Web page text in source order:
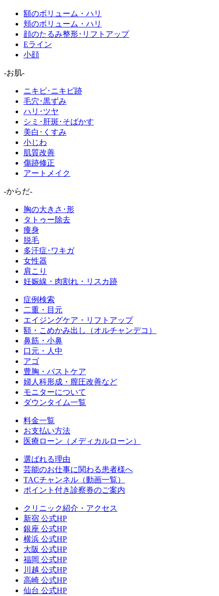
額のボリューム・ハリ
頬のボリューム・ハリ
顔のたるみ整形･リフトアップ
Eライン
小顔
-お肌-
ニキビ･ニキビ跡
毛穴･黒ずみ
ハリ･ツヤ
シミ･肝斑･そばかす
美白･くすみ
小じわ
肌質改善
傷跡修正
アートメイク
-からだ-
胸の大きさ･形
タトゥー除去
痩身
脱毛
多汗症･ワキガ
女性器
肩こり
妊娠線・肉割れ・リスカ跡
症例検索
二重・目元
エイジングケア・リフトアップ
額・こめかみ出し（オルチャンデコ）
鼻筋・小鼻
口元・人中
アゴ
豊胸・バストケア
婦人科形成・膣圧改善など
モニターについて
ダウンタイム一覧
料金一覧
お支払い方法
医療ローン（メディカルローン）
選ばれる理由
芸能のお仕事に関わる患者様へ
TACチャンネル（動画一覧）
ポイント付き診察券のご案内
クリニック紹介・アクセス
新宿 公式HP
銀座 公式HP
横浜 公式HP
大阪 公式HP
福岡 公式HP
川越 公式HP
高崎 公式HP
仙台 公式HP